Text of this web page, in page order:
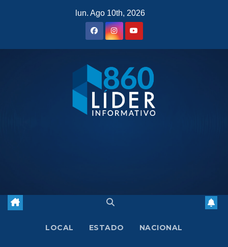
lun. Ago 10th, 2026
LOCAL ESTADO NACIONAL